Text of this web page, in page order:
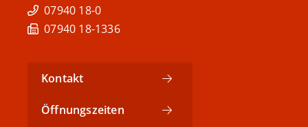
07940 18-0
07940 18-1336
Kontakt
Öffnungszeiten